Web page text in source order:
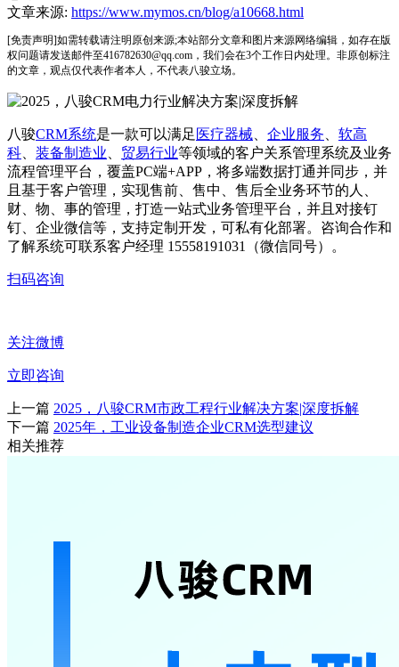
文章来源: https://www.mymos.cn/blog/a10668.html
[免责声明]如需转载请注明原创来源;本站部分文章和图片来源网络编辑，如存在版
权问题请发送邮件至416782630@qq.com，我们会在3个工作日内处理。非原创标注
的文章，观点仅代表作者本人，不代表八骏立场。
八骏CRM系统是一款可以满足 医疗器械 企业服务
软高
科
装备制造业 贸易行业等领域的客户关系管理系统及业务
流程管理平台，覆盖PC端+APP，将多端数据打通并同步，并
且基于客户管理，实现售前、售中、售后全业务环节的人、
财、物、事的管理，打造一站式业务管理平台，并且对接钉
钉、企业微信等，支持定制开发，可私有化部署。咨询合作和
了解系统可联系客户经理 15558191031（微信同号）。
扫码咨询
关注微博
立即咨询
上一篇 2025，八骏CRM市政工程行业解决方案|深度拆解
下一篇 2025年，工业设备制造企业CRM选型建议
相关推荐